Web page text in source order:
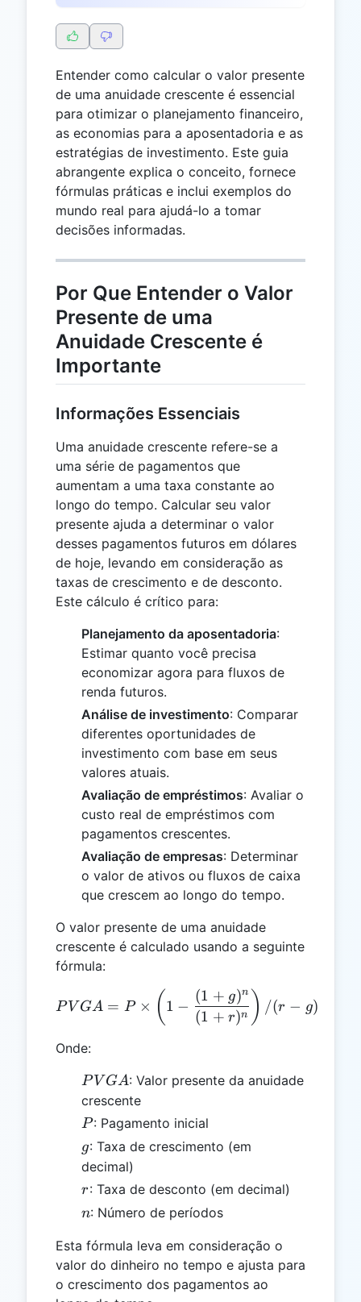
Entender como calcular o valor presente
de uma anuidade crescente é essencial
para otimizar o planejamento financeiro,
as economias para a aposentadoria e as
estratégias de investimento. Este guia
abrangente explica o conceito, fornece
fórmulas práticas e inclui exemplos do
mundo real para ajudá-lo a tomar
decisões informadas.
Por Que Entender o Valor
Presente de uma
Anuidade Crescente é
Importante
Informações Essenciais
Uma anuidade crescente refere-se a
uma série de pagamentos que
aumentam a uma taxa constante ao
longo do tempo. Calcular seu valor
presente ajuda a determinar o valor
desses pagamentos futuros em dólares
de hoje, levando em consideração as
taxas de crescimento e de desconto.
Este cálculo é crítico para:
Planejamento da aposentadoria:
Estimar quanto você precisa
economizar agora para fluxos de
renda futuros.
Análise de investimento: Comparar
diferentes oportunidades de
investimento com base em seus
valores atuais.
Avaliação de empréstimos: Avaliar o
custo real de empréstimos com
pagamentos crescentes.
Avaliação de empresas: Determinar
o valor de ativos ou fluxos de caixa
que crescem ao longo do tempo.
O valor presente de uma anuidade
crescente é calculado usando a seguinte
fórmula:
PVGA = P \times \left(
PV GA = P × ( 1 −
(1 + r)n
(1 + g)n ) /(r − g)
Onde:
PVGA
PV GA: Valor presente da anuidade
crescente
P
P: Pagamento inicial
g
g: Taxa de crescimento (em
decimal)
r
r: Taxa de desconto (em decimal)
n
n: Número de períodos
Esta fórmula leva em consideração o
valor do dinheiro no tempo e ajusta para
o crescimento dos pagamentos ao